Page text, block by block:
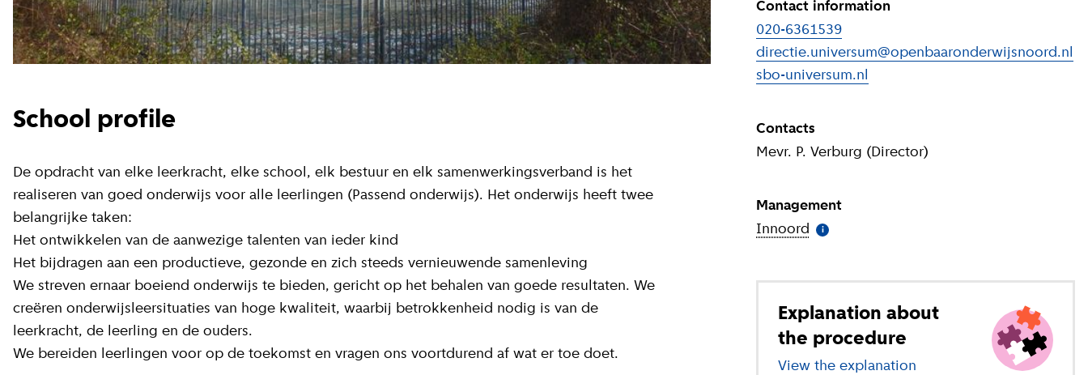
Contact information
020-6361539
directie.universum@openbaaronderwijsnoord.nl
sbo-universum.nl
Contacts
Mevr. P. Verburg (Director)
Management
Innoord More information
i
Explanation about
the procedure
View the explanation about special education
School profile
De opdracht van elke leerkracht, elke school, elk bestuur en elk samenwerkingsverband is het
realiseren van goed onderwijs voor alle leerlingen (Passend onderwijs). Het onderwijs heeft twee
belangrijke taken:
Het ontwikkelen van de aanwezige talenten van ieder kind
Het bijdragen aan een productieve, gezonde en zich steeds vernieuwende samenleving
We streven ernaar boeiend onderwijs te bieden, gericht op het behalen van goede resultaten. We
creëren onderwijsleersituaties van hoge kwaliteit, waarbij betrokkenheid nodig is van de
leerkracht, de leerling en de ouders.
We bereiden leerlingen voor op de toekomst en vragen ons voortdurend af wat er toe doet.